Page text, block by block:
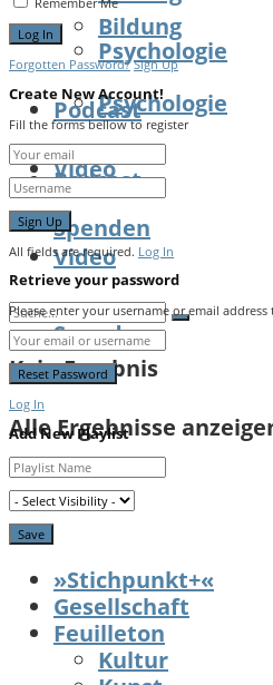
Bildung
Psychologie
Podcast
Video
Spenden
Psychologie
Podcast
Video
Spenden
Kein Ergebnis
Alle Ergebnisse
Forgotten Password? Sign Up
Create New Account!
Fill the forms bellow to register
All fields are required. Log In
Retrieve your password
Please enter your username or email
Log In
Add New Playlist
»Stichpunkt+«
Gesellschaft
Feuilleton
Kultur